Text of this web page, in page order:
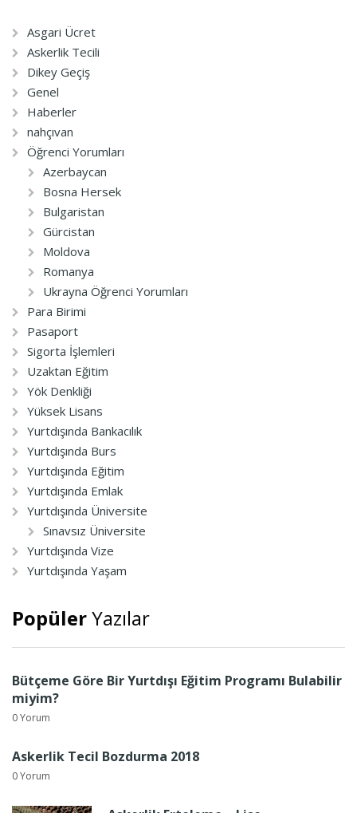
Asgari Ücret
Askerlik Tecili
Dikey Geçiş
Genel
Haberler
nahçıvan
Öğrenci Yorumları
Azerbaycan
Bosna Hersek
Bulgaristan
Gürcistan
Moldova
Romanya
Ukrayna Öğrenci Yorumları
Para Birimi
Pasaport
Sigorta İşlemleri
Uzaktan Eğitim
Yök Denkliği
Yüksek Lisans
Yurtdışında Bankacılık
Yurtdışında Burs
Yurtdışında Eğitim
Yurtdışında Emlak
Yurtdışında Üniversite
Sınavsız Üniversite
Yurtdışında Vize
Yurtdışında Yaşam
PopülerYazılar
Bütçeme Göre Bir Yurtdışı Eğitim Programı Bulabilir
miyim?
0 Yorum
Askerlik Tecil Bozdurma 2018
0 Yorum